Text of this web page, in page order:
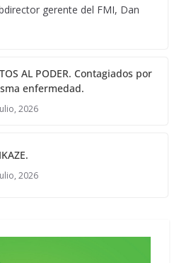
gerente del FMI, Dan
AL PODER. Contagiados por
enfermedad.
2026
2026